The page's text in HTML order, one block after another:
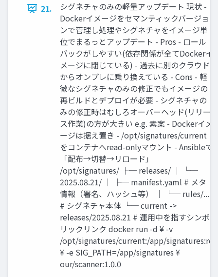
21.
シグネチャのみの軽量アップデート 現状 -
Dockerイメージをセマンティックバージョ
ンで管理し処理やシグネチャをイメージ単
位でまるっとアップデート - Pros - ロール
バックがしやすい(依存関係が全てDockerイ
メージに閉じている) - 過去に別のクラウド
からオンプレに乗り換えている - Cons - 軽
微なシグネチャのみの修正でもイメージの
再ビルドとデプロイが必要 - シグネチャの
みの修正時はむしろオーバーヘッド(リリー
ス作業)の方が大きい e.g. 素案 - Dockerイメ
ージは据え置き - /opt/signatures/current
をコンテナへread-onlyマウント - Ansibleで
「配布→切替→リロード」
/opt/signatures/ ├─ releases/ │ └─
2025.08.21/ │ ├─ manifest.yaml # メタ
情報（署名、ハッシュ等） │ └─ rules/...
# シグネチャ本体 └─ current ->
releases/2025.08.21 # 運用中を指すシンボ
リックリンク docker run -d ¥ -v
/opt/signatures/current:/app/signatures:ro
¥ -e SIG_PATH=/app/signatures ¥
our/scanner:1.0.0